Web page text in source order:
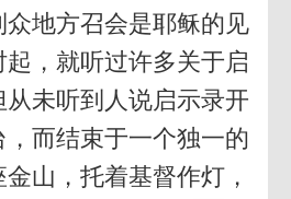
众地方召会是耶稣的见
，就听过许多关于启
未听到人说启示录开
而结束于一个独一的
山，托着基督作灯，